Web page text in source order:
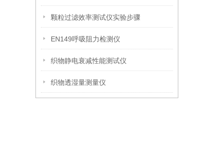
颗粒过滤效率测试仪实验步骤
EN149呼吸阻力检测仪
织物静电衰减性能测试仪
织物透湿量测量仪